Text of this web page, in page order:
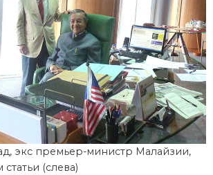
экс премьер-министр Малайзии,
(слева)